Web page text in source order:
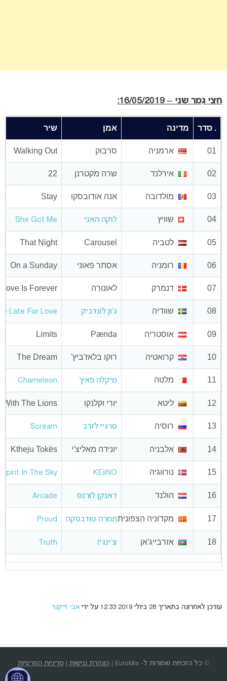
חצי גמר שני – 16/05/2019:
. סדר מדינה אמן שיר
01 ארמניה סרבוק Walking Out
02 אירלנד שרה מקטרנן 22
03 מולדובה אנה אודובסקו Stay
04 שוויץ לוקה האני She Got Me
05 לטביה Carousel
That Night
06 רומניה אסתר פאוני On a Sunday
07 דנמרק לאונורה Love Is Forever
08 שוודיה ג'ון לונדביק Late For Love
09 אוסטריה Pænda
Limits
10 קרואטיה רוקו בלאז'ביץ' The Dream
11 מלטה מיקלה פאץ' Chameleon
12 ליטא יורי וקלנקו With The Lions
13 רוסיה סרגיי לזרב Scream
14 אלבניה יונידה מאליצ'י Ktheju Tokës
15 נורווגיה KEiiNO
Spirit In The Sky
16 הולנד דאנקן לורנס Arcade
17 מקדוניה הצפוניתתמרה טודבסקה Proud
18 אזרבייג'אן צ'ינגיז Truth
עודכן לאחרונה בתאריך 28 ביולי 2019 12:33 על ידי אבי זייקנר
© כל הזכויות שמורות ל- EuroMix | הצהרת נגישות |מדיניות הפרטיות